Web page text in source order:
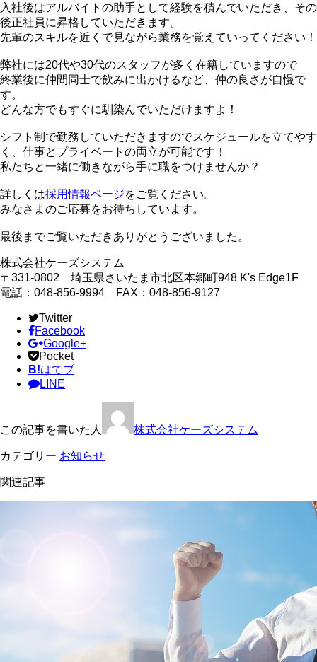
入社後はアルバイトの助手として経験を積んでいただき、その
後正社員に昇格していただきます。
先輩のスキルを近くで見ながら業務を覚えていってください！
弊社には20代や30代のスタッフが多く在籍していますので
終業後に仲間同士で飲みに出かけるなど、仲の良さが自慢で
す。
どんな方でもすぐに馴染んでいただけますよ！
シフト制で勤務していただきますのでスケジュールを立てやす
く、仕事とプライベートの両立が可能です！
私たちと一緒に働きながら手に職をつけませんか？
詳しくは採用情報ページをご覧ください。
みなさまのご応募をお待ちしています。
最後までご覧いただきありがとうございました。
株式会社ケーズシステム
〒331-0802 埼玉県さいたま市北区本郷町948 K's Edge1F
電話：048-856-9994 FAX：048-856-9127
Twitter
Facebook
Google+
Pocket
B!はてブ
LINE
この記事を書いた人 株式会社ケーズシステム
カテゴリー お知らせ
関連記事